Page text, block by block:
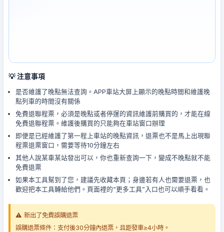
💡 注意事項
是否維護了晚點無法查詢。APP車站大屏上顯示的晚點時間和維護晚
點列車的時間沒有關係
免費退聯程票，必須是晚點或者停運的資訊維護前購買的，才能在線
免費退聯程票。維護後購買的只能夠在車站窗口辦理
即便是已經維護了第一程上車站的晚點資訊，退票也不是馬上出現聯
程票退票窗口，需要等待10分鐘左右
其他人說某車某站發出可以，你也重新查詢一下，變成不晚點就不能
免費退票
如果本工具幫到了您，建議先收藏本頁；身邊若有人也需要退票，也
歡迎把本工具轉給他們。頁面裡的“更多工具”入口也可以順手看看。
⚠️ 新出了免費誤購退票
誤購退票條件：支付後30分鐘內退票，且距發車≥4小時。